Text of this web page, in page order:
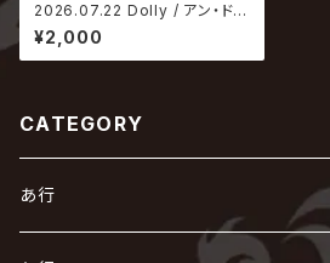
2026.07.22 Dolly / アン・ド
ゥ・トロワ【通常盤】
¥2,000
CATEGORY
あ行